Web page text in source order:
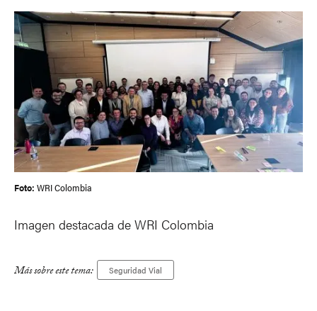
Foto: WRI Colombia
Imagen destacada de WRI Colombia
Más sobre este tema: Seguridad Vial